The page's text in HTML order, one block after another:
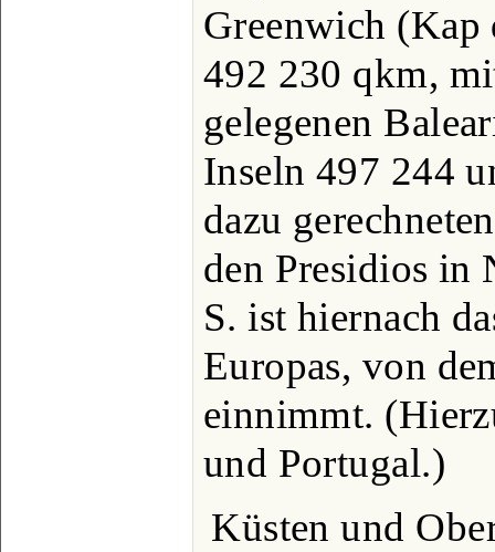
Greenwich (Kap
492 230 qkm,
gelegenen
Inseln 497 244
dazu
den Presidios in
S. ist hiernach
Europas, von
einnimmt.
und Portugal.)
Küsten und